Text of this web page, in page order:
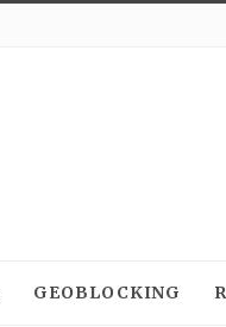
GEOBLOCKING